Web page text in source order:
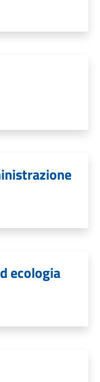
ecologia